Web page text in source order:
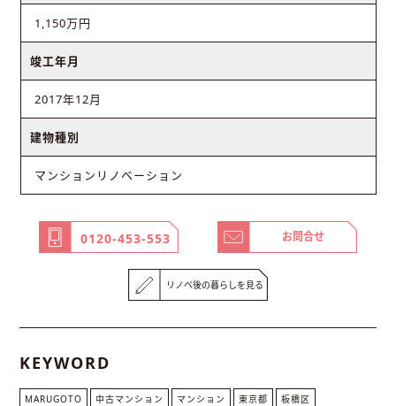
1,150万円
竣工年月
2017年12月
建物種別
マンションリノベーション
0120-453-553 お問合せ
リノベ後の暮らしを見る
KEYWORD
MARUGOTO 中古マンション マンション 東京都 板橋区